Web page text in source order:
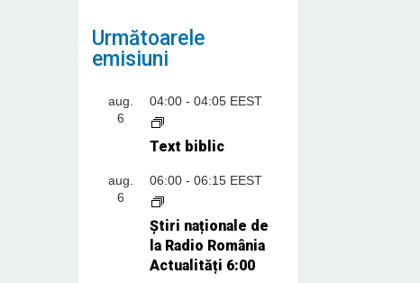
Următoarele
emisiuni
aug.
6
04:00- 04:05 EEST
Text biblic
aug.
6
06:00- 06:15 EEST
Știri naționale de
la Radio România
Actualități 6:00